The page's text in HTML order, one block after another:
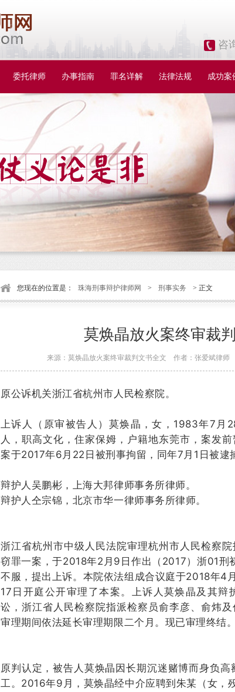
咨
委托律师 办事指南 罪名详解 法律法规 成功案
您现在的位置是： 珠海刑事辩护律师网 > 刑事实务 > 正文
莫焕晶放火案终审裁
来源：莫焕晶放火案终审裁判文书全文 作者：张爱斌律师
原公诉机关浙江省杭州市人民检察院。
上诉人（原审被告人）莫焕晶，女，1983年7月
人，职高文化，住家保姆，户籍地东莞市，案发
案于2017年6月22日被刑事拘留，同年7月1日被逮
辩护人吴鹏彬，上海大邦律师事务所律师。
辩护人仝宗锦，北京市华一律师事务所律师。
浙江省杭州市中级人民法院审理杭州市人民检察
窃罪一案，于2018年2月9日作出（2017）浙01刑
不服，提出上诉。本院依法组成合议庭于2018年4
17日开庭公开审理了本案。上诉人莫焕晶及其辩
讼，浙江省人民检察院指派检察员俞李彦、俞炜及
审理期间依法延长审理期限二个月。现已审理终结。
原判认定，被告人莫焕晶因长期沉迷赌博而身负
工。2016年9月，莫焕晶经中介应聘到朱某（女，